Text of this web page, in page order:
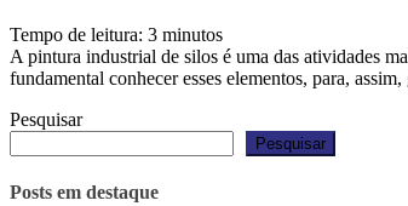
Tempo de leitura: 3 minutos
A pintura industrial de silos é uma das atividades
fundamental conhecer esses elementos, para,
Pesquisar
Pesquisar
Posts em destaque